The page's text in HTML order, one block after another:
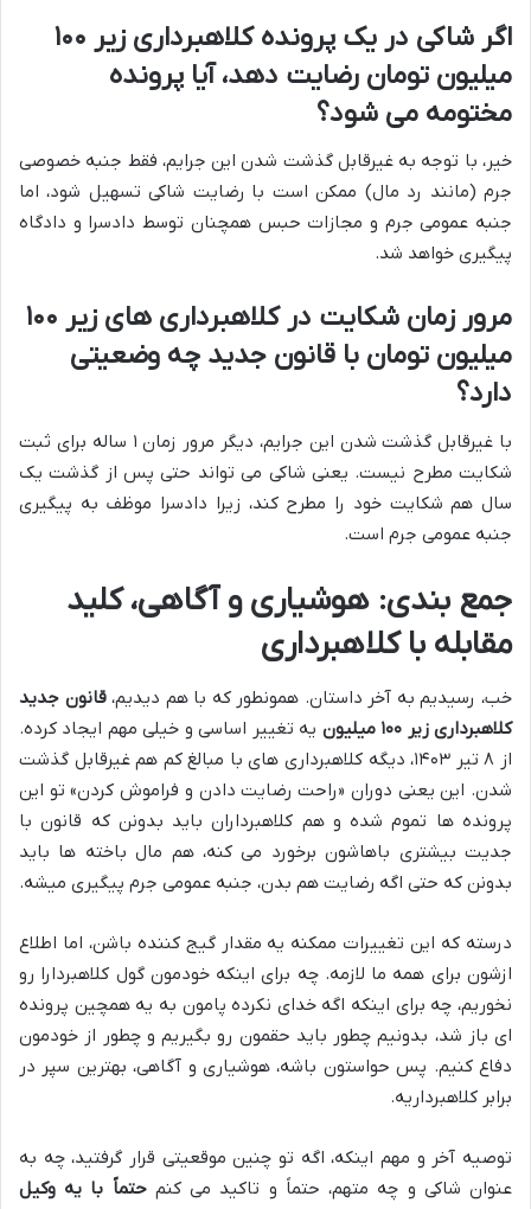
اگر شاکی در یک پرونده کلاهبرداری زیر ۱۰۰
میلیون تومان رضایت دهد، آیا پرونده
مختومه می شود؟
خیر، با توجه به غیرقابل گذشت شدن این جرایم، فقط جنبه خصوصی
جرم (مانند رد مال) ممکن است با رضایت شاکی تسهیل شود، اما
جنبه عمومی جرم و مجازات حبس همچنان توسط دادسرا و دادگاه
پیگیری خواهد شد.
مرور زمان شکایت در کلاهبرداری های زیر ۱۰۰
میلیون تومان با قانون جدید چه وضعیتی
دارد؟
با غیرقابل گذشت شدن این جرایم، دیگر مرور زمان ۱ ساله برای ثبت
شکایت مطرح نیست. یعنی شاکی می تواند حتی پس از گذشت یک
سال هم شکایت خود را مطرح کند، زیرا دادسرا موظف به پیگیری
جنبه عمومی جرم است.
جمع بندی: هوشیاری و آگاهی، کلید
مقابله با کلاهبرداری
خب، رسیدیم به آخر داستان. همونطور که با هم دیدیم،قانون جدید
کلاهبرداری زیر ۱۰۰ میلیون
یه تغییر اساسی و خیلی مهم ایجاد کرده.
از ۸ تیر ۱۴۰۳، دیگه کلاهبرداری های با مبالغ کم هم غیرقابل گذشت
شدن. این یعنی دوران «راحت رضایت دادن و فراموش کردن» تو این
پرونده ها تموم شده و هم کلاهبرداران باید بدونن که قانون با
جدیت بیشتری باهاشون برخورد می کنه، هم مال باخته ها باید
بدونن که حتی اگه رضایت هم بدن، جنبه عمومی جرم پیگیری میشه.
درسته که این تغییرات ممکنه یه مقدار گیج کننده باشن، اما اطلاع
ازشون برای همه ما لازمه. چه برای اینکه خودمون گول کلاهبردارا رو
نخوریم، چه برای اینکه اگه خدای نکرده پامون به یه همچین پرونده
ای باز شد، بدونیم چطور باید حقمون رو بگیریم و چطور از خودمون
دفاع کنیم. پس حواستون باشه، هوشیاری و آگاهی، بهترین سپر در
برابر کلاهبرداریه.
توصیه آخر و مهم اینکه، اگه تو چنین موقعیتی قرار گرفتید، چه به
عنوان شاکی و چه متهم، حتماً و تاکید می کنمحتماً با یه وکیل